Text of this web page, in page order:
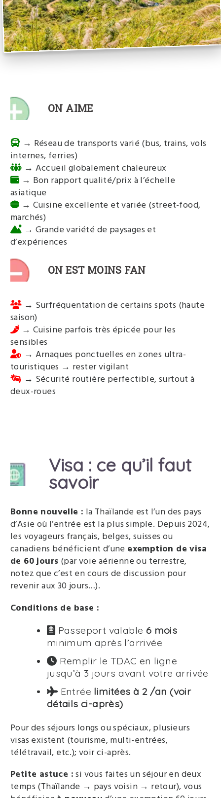
ON AIME
→ Réseau de transports varié (bus, trains, vols
internes, ferries)
→ Accueil globalement chaleureux
→ Bon rapport qualité/prix à l’échelle
asiatique
→ Cuisine excellente et variée (street-food,
marchés)
→ Grande variété de paysages et
d’expériences
ON EST MOINS FAN
→ Surfréquentation de certains spots (haute
saison)
→ Cuisine parfois très épicée pour les
sensibles
→ Arnaques ponctuelles en zones ultra-
touristiques → rester vigilant
→ Sécurité routière perfectible, surtout à
deux-roues
Visa : ce qu’il faut
savoir
Bonne nouvelle : la Thaïlande est l’un des pays
d’Asie où l’entrée est la plus simple. Depuis 2024,
les voyageurs français, belges, suisses ou
canadiens bénéficient d’une exemption de visa
de 60 jours (par voie aérienne ou terrestre,
notez que c’est en cours de discussion pour
revenir aux 30 jours…).
Conditions de base :
Passeport valable 6 mois
minimum après l’arrivée
Remplir le TDAC en ligne
jusqu’à 3 jours avant votre arrivée
Entrée limitées à 2 /an (voir
détails ci-après)
Pour des séjours longs ou spéciaux, plusieurs
visas existent (tourisme, multi-entrées,
télétravail, etc.); voir ci-après.
Petite astuce : si vous faites un séjour en deux
temps (Thaïlande → pays voisin → retour), vous